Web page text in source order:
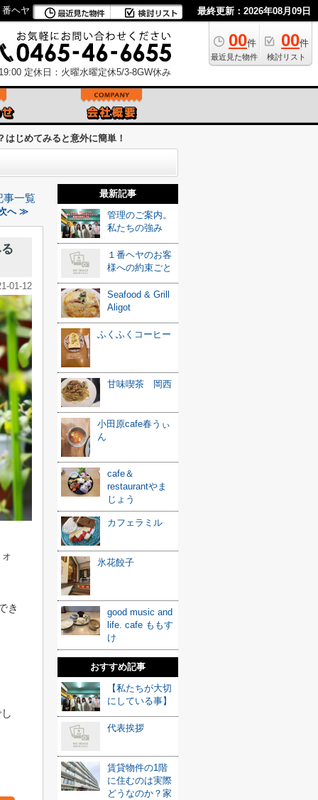
ヘヤ 最終更新：2026年08月09日
00件
最近見た物件
00件
検討リスト
定休日：火曜水曜定休5/3-8GW休み
じめてみると意外に簡単！
事一覧
へ ≫
01-12
き
最新記事
管理のご案内。
私たちの強み
１番ヘヤのお客
様への約束ごと
Seafood & Grill
Aligot
ふくふくコーヒー
甘味喫茶 岡西
小田原cafe春うぃ
ん
cafe＆
restaurantやま
じょう
カフェラミル
氷花餃子
good music and
life. cafe ももす
け
おすすめ記事
【私たちが大切
にしている事】
代表挨拶
賃貸物件の1階
に住むのは実際
どうなのか？家